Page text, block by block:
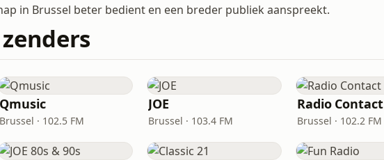
in Brussel beter bedient en een breder publiek aanspreekt.
Qmusic
Brussel · 102.5 FM
JOE
Brussel · 103.4 FM
Radio Contact
Brussel · 102.2 FM